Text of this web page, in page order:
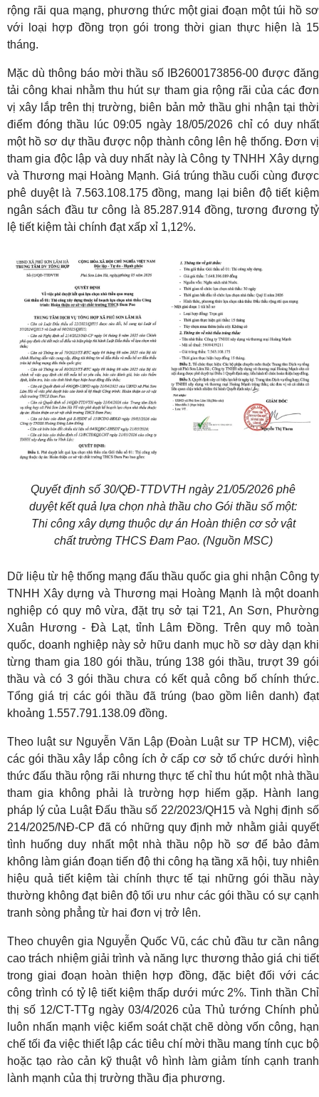
rộng rãi qua mạng, phương thức một giai đoạn một túi hồ sơ
với loại hợp đồng trọn gói trong thời gian thực hiện là 15
tháng.
Mặc dù thông báo mời thầu số IB2600173856-00 được đăng
tải công khai nhằm thu hút sự tham gia rộng rãi của các đơn
vị xây lắp trên thị trường, biên bản mở thầu ghi nhận tại thời
điểm đóng thầu lúc 09:05 ngày 18/05/2026 chỉ có duy nhất
một hồ sơ dự thầu được nộp thành công lên hệ thống. Đơn vị
tham gia độc lập và duy nhất này là Công ty TNHH Xây dựng
và Thương mại Hoàng Mạnh. Giá trúng thầu cuối cùng được
phê duyệt là 7.563.108.175 đồng, mang lại biên độ tiết kiệm
ngân sách đầu tư công là 85.287.914 đồng, tương đương tỷ
lệ tiết kiệm tài chính đạt xấp xỉ 1,12%.
Quyết định số 30/QĐ-TTDVTH ngày 21/05/2026 phê
duyệt kết quả lựa chọn nhà thầu cho Gói thầu số một:
Thi công xây dựng thuộc dự án Hoàn thiện cơ sở vật
chất trường THCS Đam Pao. (Nguồn MSC)
Dữ liệu từ hệ thống mạng đấu thầu quốc gia ghi nhận Công ty
TNHH Xây dựng và Thương mại Hoàng Mạnh là một doanh
nghiệp có quy mô vừa, đặt trụ sở tại T21, An Sơn, Phường
Xuân Hương - Đà Lạt, tỉnh Lâm Đồng. Trên quy mô toàn
quốc, doanh nghiệp này sở hữu danh mục hồ sơ dày dạn khi
từng tham gia 180 gói thầu, trúng 138 gói thầu, trượt 39 gói
thầu và có 3 gói thầu chưa có kết quả công bố chính thức.
Tổng giá trị các gói thầu đã trúng (bao gồm liên danh) đạt
khoảng 1.557.791.138.09 đồng.
Theo luật sư Nguyễn Văn Lập (Đoàn Luật sư TP HCM), việc
các gói thầu xây lắp công ích ở cấp cơ sở tổ chức dưới hình
thức đấu thầu rộng rãi nhưng thực tế chỉ thu hút một nhà thầu
tham gia không phải là trường hợp hiếm gặp. Hành lang
pháp lý của Luật Đấu thầu số 22/2023/QH15 và Nghị định số
214/2025/NĐ-CP đã có những quy định mở nhằm giải quyết
tình huống duy nhất một nhà thầu nộp hồ sơ để bảo đảm
không làm gián đoạn tiến độ thi công hạ tầng xã hội, tuy nhiên
hiệu quả tiết kiệm tài chính thực tế tại những gói thầu này
thường không đạt biên độ tối ưu như các gói thầu có sự cạnh
tranh sòng phẳng từ hai đơn vị trở lên.
Theo chuyên gia Nguyễn Quốc Vũ, các chủ đầu tư cần nâng
cao trách nhiệm giải trình và năng lực thương thảo giá chi tiết
trong giai đoạn hoàn thiện hợp đồng, đặc biệt đối với các
công trình có tỷ lệ tiết kiệm thấp dưới mức 2%. Tinh thần Chỉ
thị số 12/CT-TTg ngày 03/4/2026 của Thủ tướng Chính phủ
luôn nhấn mạnh việc kiểm soát chặt chẽ dòng vốn công, hạn
chế tối đa việc thiết lập các tiêu chí mời thầu mang tính cục bộ
hoặc tạo rào cản kỹ thuật vô hình làm giảm tính cạnh tranh
lành mạnh của thị trường thầu địa phương.